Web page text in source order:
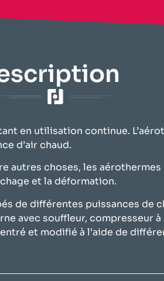
en utilisation continue.
d’air chaud.
autres choses, les
et la déformation.
de différentes puissances de
avec souffleur, compresseur
et modifié à l’aide de